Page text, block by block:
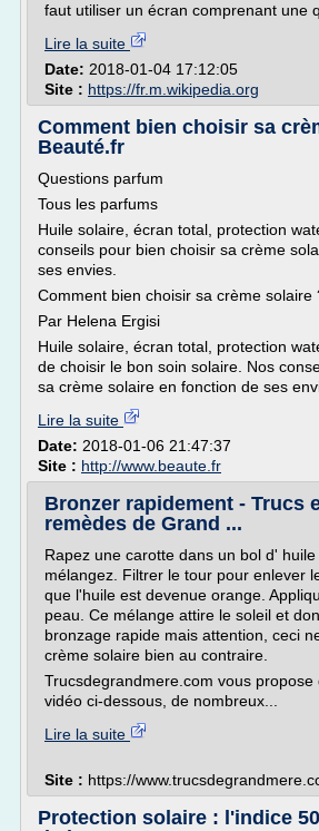
faut utiliser un écran comprenant une
Lire la suite
Date: 2018-01-04 17:12:05
Site : https://fr.m.wikipedia.org
Comment bien choisir sa
Beauté.fr
Questions parfum
Tous les parfums
Huile solaire, écran total, protection
conseils pour bien choisir sa crème
ses envies.
Comment bien choisir sa crème solaire
Par Helena Ergisi
Huile solaire, écran total, protection
de choisir le bon soin solaire. Nos
sa crème solaire en fonction de ses
Lire la suite
Date: 2018-01-06 21:47:37
Site : http://www.beaute.fr
Bronzer rapidement - Trucs
remèdes de Grand ...
Rapez une carotte dans un bol d'
mélangez. Filtrer le tour pour enlever
que l'huile est devenue orange.
peau. Ce mélange attire le soleil et
bronzage rapide mais attention, ceci
crème solaire bien au contraire.
Trucsdegrandmere.com vous propose
vidéo ci-dessous, de nombreux...
Lire la suite
Site : https://
Protection solaire : l'indice